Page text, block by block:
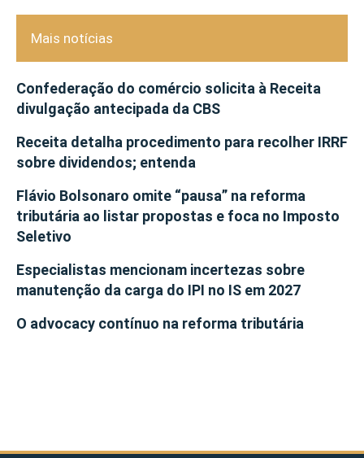
Mais notícias
Confederação do comércio solicita à Receita
divulgação antecipada da CBS
Receita detalha procedimento para recolher IRRF
sobre dividendos; entenda
Flávio Bolsonaro omite “pausa” na reforma
tributária ao listar propostas e foca no Imposto
Seletivo
Especialistas mencionam incertezas sobre
manutenção da carga do IPI no IS em 2027
O advocacy contínuo na reforma tributária